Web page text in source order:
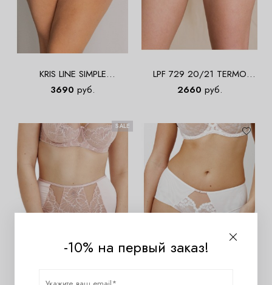
KRIS LINE SIMPLE
Stringhighwaist Трусы высокие
3690 руб.
LPF 729 20/21 TERMO
Трусы высокие 2 шт. в
2660 руб.
SALE
-10% на первый заказ!